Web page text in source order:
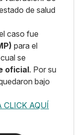
de salud
caso fue
para el
se
oficial. Por su
bajo
CLICK AQUÍ